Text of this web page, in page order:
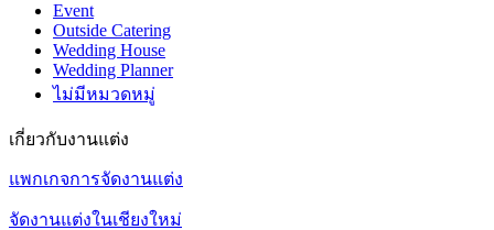
Event
Outside Catering
Wedding House
Wedding Planner
ไม่มีหมวดหมู่
เกี่ยวกับงานแต่ง
แพกเกจการจัดงานแต่ง
จัดงานแต่งในเชียงใหม่